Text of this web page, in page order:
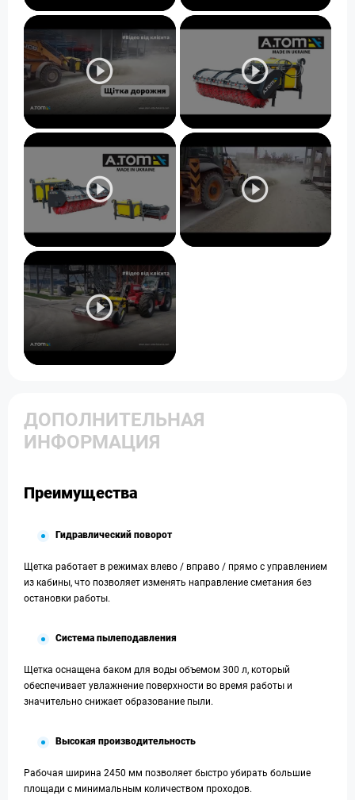
ДОПОЛНИТЕЛЬНАЯ
ИНФОРМАЦИЯ
Преимущества
Гидравлический поворот
Щетка работает в режимах влево / вправо / прямо с управлением
из кабины, что позволяет изменять направление сметания без
остановки работы.
Система пылеподавления
Щетка оснащена баком для воды объемом 300 л, который
обеспечивает увлажнение поверхности во время работы и
значительно снижает образование пыли.
Высокая производительность
Рабочая ширина 2450 мм позволяет быстро убирать большие
площади с минимальным количеством проходов.